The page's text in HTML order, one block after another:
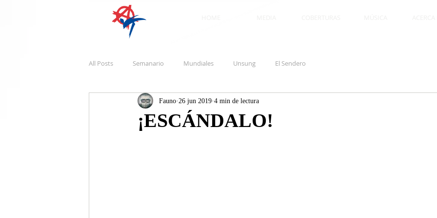
All Posts Semanario Mundiales Unsung El Sendero
¡ESCÁNDALO!
Fauno 26 jun 2019 4 min de lectura